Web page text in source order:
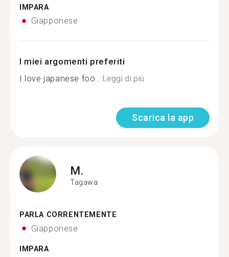
IMPARA
Giapponese
I miei argomenti preferiti
I love japanese foo...Leggi di più
Scarica la app
M.
Tagawa
PARLA CORRENTEMENTE
Giapponese
IMPARA